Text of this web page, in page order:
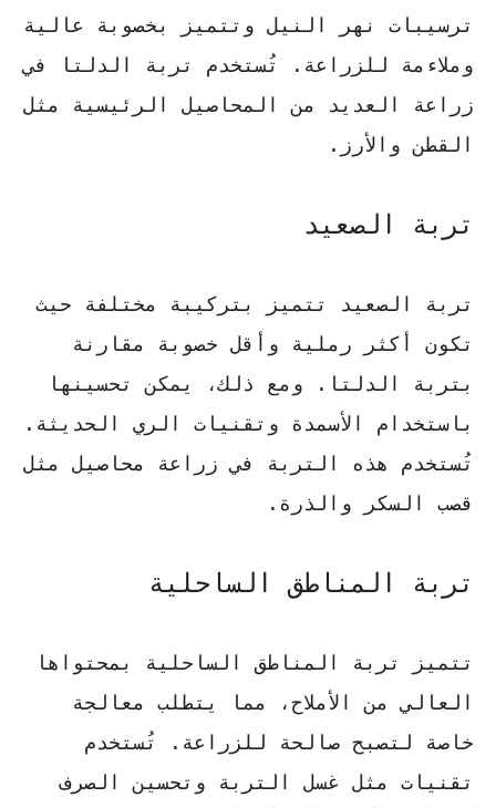
ترسيبات نهر النيل وتتميز بخصوبة عالية
وملاءمة للزراعة. تُستخدم تربة الدلتا في
زراعة العديد من المحاصيل الرئيسية مثل
القطن والأرز.
تربة الصعيد
تربة الصعيد تتميز بتركيبة مختلفة حيث
تكون أكثر رملية وأقل خصوبة مقارنة
بتربة الدلتا. ومع ذلك، يمكن تحسينها
باستخدام الأسمدة وتقنيات الري الحديثة.
تُستخدم هذه التربة في زراعة محاصيل مثل
قصب السكر والذرة.
تربة المناطق الساحلية
تتميز تربة المناطق الساحلية بمحتواها
العالي من الأملاح، مما يتطلب معالجة
خاصة لتصبح صالحة للزراعة. تُستخدم
تقنيات مثل غسل التربة وتحسين الصرف